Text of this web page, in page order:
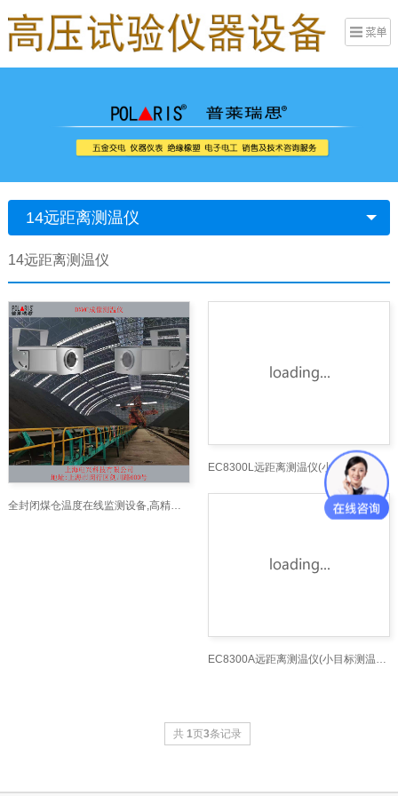
14远距离测温仪
14远距离测温仪
全封闭煤仓温度在线监测设备,高精度煤堆中心测
EC8300L远距离测温仪(小目标测温仪、300°35米）_远
EC8300A远距离测温仪(小目标测温仪、300°75米）_远
共1页3条记录